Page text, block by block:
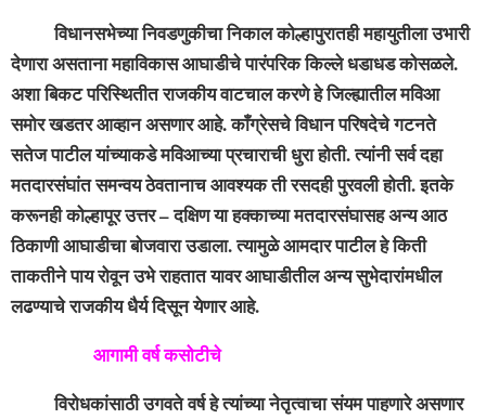
विधानसभेच्या निवडणुकीचा निकाल कोल्हापुरातही महायुतीला उभारी
देणारा असताना महाविकास आघाडीचे पारंपरिक किल्ले धडाधड कोसळले.
अशा बिकट परिस्थितीत राजकीय वाटचाल करणे हे जिल्ह्यातील मविआ
समोर खडतर आव्हान असणार आहे. काँग्रेसचे विधान परिषदेचे गटनते
सतेज पाटील यांच्याकडे मविआच्या प्रचाराची धुरा होती. त्यांनी सर्व दहा
मतदारसंघांत समन्वय ठेवतानाच आवश्यक ती रसदही पुरवली होती. इतके
करूनही कोल्हापूर उत्तर – दक्षिण या हक्काच्या मतदारसंघासह अन्य आठ
ठिकाणी आघाडीचा बोजवारा उडाला. त्यामुळे आमदार पाटील हे किती
ताकतीने पाय रोवून उभे राहतात यावर आघाडीतील अन्य सुभेदारांमधील
लढण्याचे राजकीय धैर्य दिसून येणार आहे.
आगामी वर्ष कसोटीचे
विरोधकांसाठी उगवते वर्ष हे त्यांच्या नेतृत्वाचा संयम पाहणारे असणार